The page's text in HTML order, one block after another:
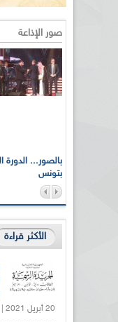
صور الإذاعة
بتونس
الأكثر قراءة
20 أبريل 2021 |